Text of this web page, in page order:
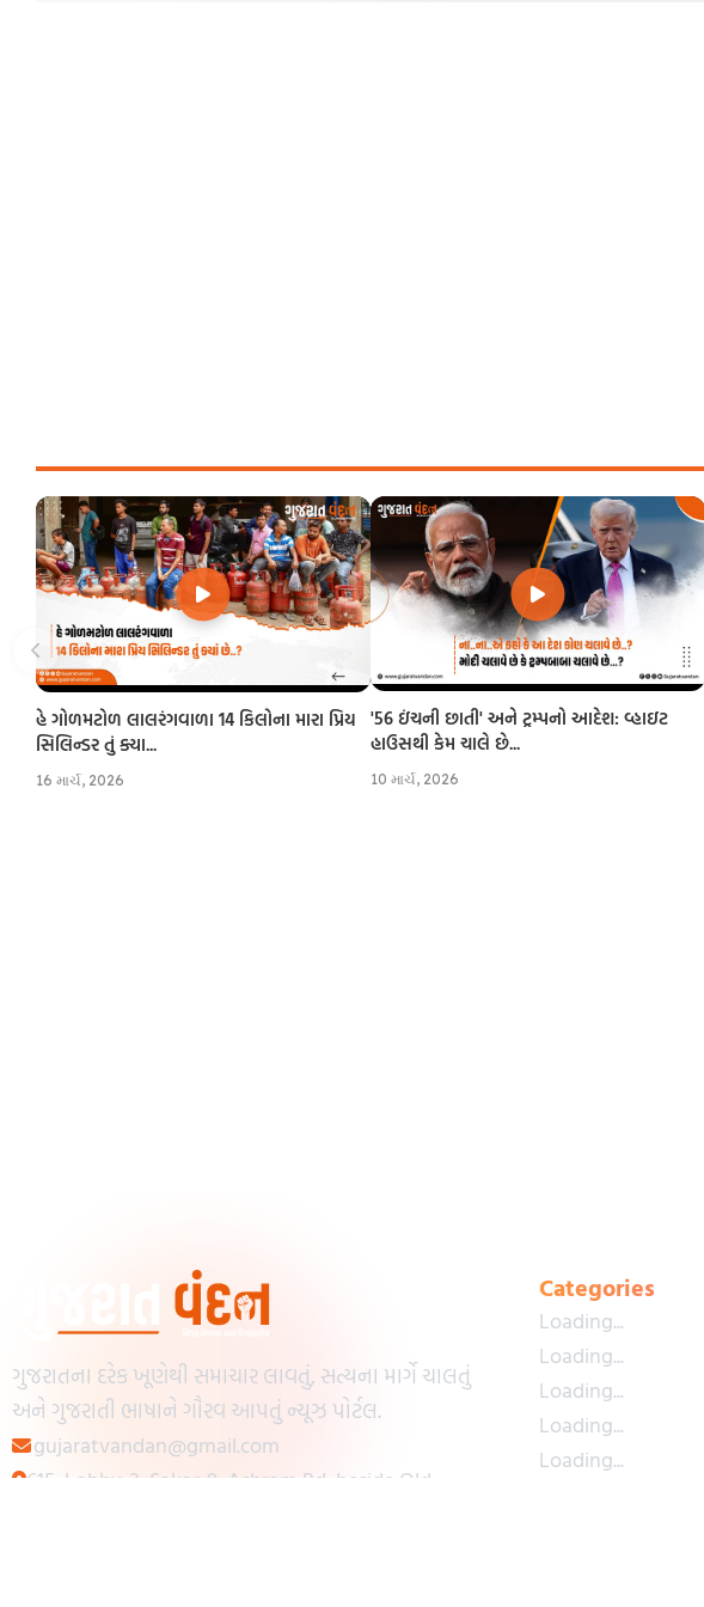
હે ગોળમટોળ લાલરંગવાળા 14 કિલોના મારા પ્રિય
સિલિન્ડર તું ક્યા...
16 માર્ચ, 2026
'56 ઇંચની છાતી' અને ટ્રમ્પનો આદેશ: વ્હાઇટ
હાઉસથી કેમ ચાલે છે...
10 માર્ચ, 2026
ગુજરાતના દરેક ખૂણેથી સમાચાર લાવતું, સત્યના માર્ગે ચાલતું
અને ગુજરાતી ભાષાને ગૌરવ આપતું ન્યૂઝ પોર્ટલ.
gujaratvandan@gmail.com
615, Lobby-2, Sakar-9, Ashram Rd, beside Old
Categories
Loading...
Loading...
Loading...
Loading...
Loading...